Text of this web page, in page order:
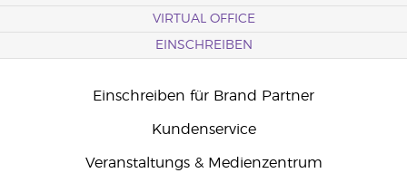
VIRTUAL OFFICE
EINSCHREIBEN
Einschreiben für Brand Partner
Kundenservice
Veranstaltungs & Medienzentrum